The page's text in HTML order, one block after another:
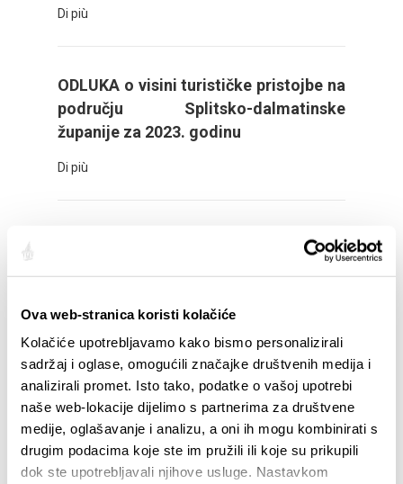
Ova web-stranica koristi kolačiće
Kolačiće upotrebljavamo kako bismo personalizirali
sadržaj i oglase, omogućili značajke društvenih medija i
analizirali promet. Isto tako, podatke o vašoj upotrebi
naše web-lokacije dijelimo s partnerima za društvene
medije, oglašavanje i analizu, a oni ih mogu kombinirati s
drugim podacima koje ste im pružili ili koje su prikupili
dok ste upotrebljavali njihove usluge. Nastavkom
Di più
ODLUKA o visini turističke pristojbe na
području Splitsko-dalmatinske
županije za 2023. godinu
Di più
EVENTI